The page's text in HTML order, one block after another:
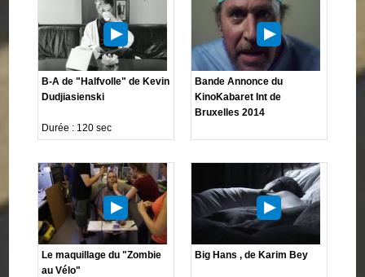
B-A de "Halfvolle" de Kevin
Dudjiasienski
Durée : 120 sec
Bande Annonce du
KinoKabaret Int de
Bruxelles 2014
Le maquillage du "Zombie
au Vélo"
Big Hans , de Karim Bey